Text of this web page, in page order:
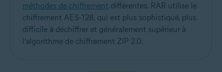
méthodes de chiffrement différentes. RAR utilise le
chiffrement AES-128, qui est plus sophistiqué, plus
difficile à déchiffrer et généralement supérieur à
l’algorithme de chiffrement ZIP 2.0.